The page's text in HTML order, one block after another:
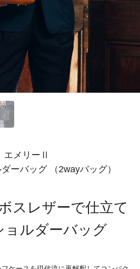
エメリーⅡ
ーバッグ （2wayバッグ）
スレザーで仕立て
ョルダーバッグ